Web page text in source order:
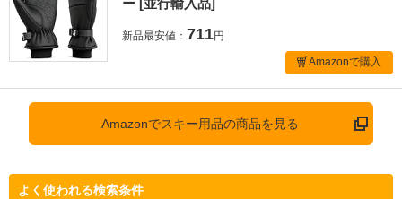
新品最安値： 711円
Amazonで購入
Amazonでスキー用品の商品を見る
よく使われる検索条件